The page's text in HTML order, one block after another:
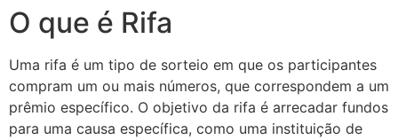
O que é Rifa
Uma rifa é um tipo de sorteio em que os participantes
compram um ou mais números, que correspondem a um
prêmio específico. O objetivo da rifa é arrecadar fundos
para uma causa específica, como uma instituição de